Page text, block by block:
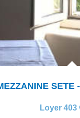
SETE
Loyer 403